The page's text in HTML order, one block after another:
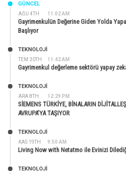
AĞU 4TH 11:02 AM
GÜNCEL
Gayrimenkulün Değerine Giden Yolda
Başlıyor
TEM 30TH 11:42 AM
TEKNOLOJİ
Gayrimenkul değerleme sektörü yapay
ARA 8TH 12:29 PM
TEKNOLOJİ
SİEMENS TÜRKİYE, BİNALARIN
AVRUPA’YA TAŞIYOR
KAS 19TH 9:50 AM
TEKNOLOJİ
Living Now with Netatmo ile Evinizi
TEKNOLOJİ